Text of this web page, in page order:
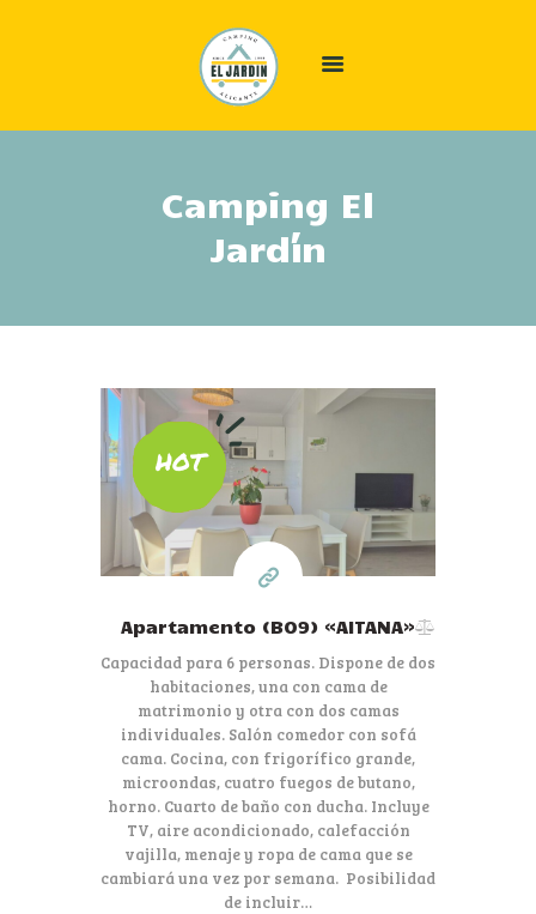
Camping El
Jardín
INICIO
ÁREA CAMPER
OFERTAS
INFO
CONTACTO
Desde80€
por día
HOT
Apartamento (B09) «AITANA»
Capacidad para 6 personas. Dispone de dos
habitaciones, una con cama de
matrimonio y otra con dos camas
individuales. Salón comedor con sofá
cama. Cocina, con frigorífico grande,
microondas, cuatro fuegos de butano,
horno. Cuarto de baño con ducha. Incluye
TV, aire acondicionado, calefacción
vajilla, menaje y ropa de cama que se
cambiará una vez por semana. Posibilidad
de incluir…